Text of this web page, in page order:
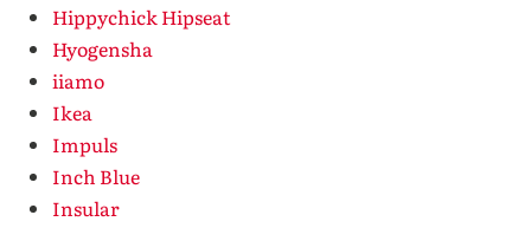
Hippychick Hipseat
Hyogensha
iiamo
Ikea
Impuls
Inch Blue
Insular